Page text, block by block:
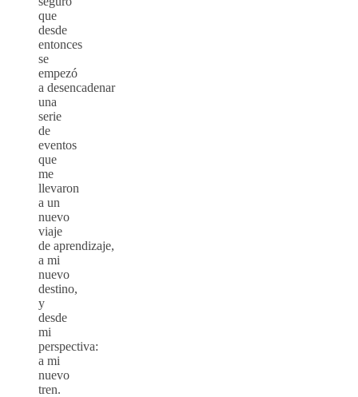
que
desde
entonces
se
empezó
a desencadenar
una
serie
de
eventos
que
me
llevaron
a un
nuevo
viaje
de aprendizaje,
a mi
nuevo
destino,
y
desde
mi
perspectiva:
a mi
nuevo
tren.